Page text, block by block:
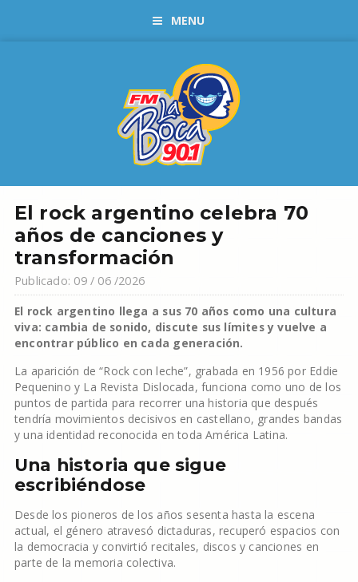
MENU
El rock argentino celebra 70
años de canciones y
transformación
Publicado: 09 / 06 /2026
El rock argentino llega a sus 70 años como una cultura
viva: cambia de sonido, discute sus límites y vuelve a
encontrar público en cada generación.
La aparición de “Rock con leche”, grabada en 1956 por Eddie
Pequenino y La Revista Dislocada, funciona como uno de los
puntos de partida para recorrer una historia que después
tendría movimientos decisivos en castellano, grandes bandas
y una identidad reconocida en toda América Latina.
Una historia que sigue
escribiéndose
Desde los pioneros de los años sesenta hasta la escena
actual, el género atravesó dictaduras, recuperó espacios con
la democracia y convirtió recitales, discos y canciones en
parte de la memoria colectiva.